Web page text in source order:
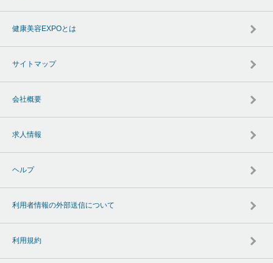
健康美容EXPOとは
サイトマップ
会社概要
求人情報
ヘルプ
利用者情報の外部送信について
利用規約